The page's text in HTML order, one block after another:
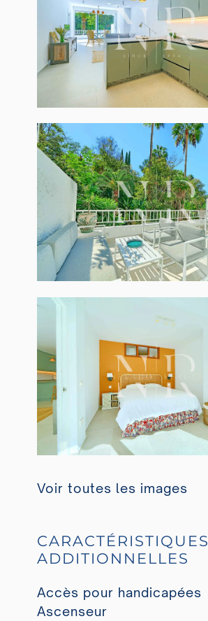
Voir toutes les images
CARACTÉRISTIQUES
ADDITIONNELLES
Accès pour handicapées
Ascenseur